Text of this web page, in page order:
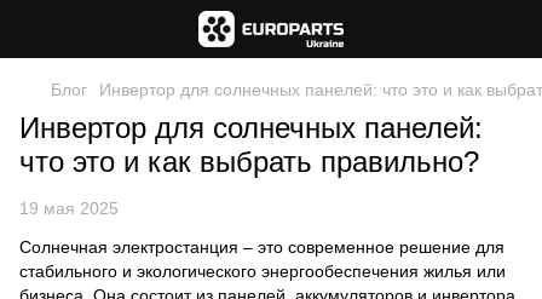
Блог Инвертор для солнечных панелей: что это и как
Инвертор для солнечных панелей:
что это и как выбрать правильно?
19 мая 2025
Солнечная электростанция – это современное решение для
стабильного и экологического энергообеспечения жилья или